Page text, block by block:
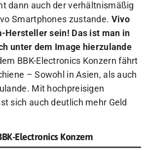
dann auch der verhältnismäßig
Smartphones zustande. Vivo
Hersteller sein! Das ist man in
unter dem Image hierzulande
BBK-Electronics Konzern fährt
– Sowohl in Asien, als auch
Mit hochpreisigen
sich auch deutlich mehr Geld
Electronics Konzern